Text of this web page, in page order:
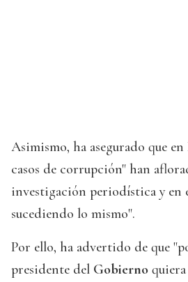
Asimismo, ha asegurado que en
casos de corrupción" han
investigación periodística y en
sucediendo lo mismo".
Por ello, ha advertido de que
presidente del Gobierno